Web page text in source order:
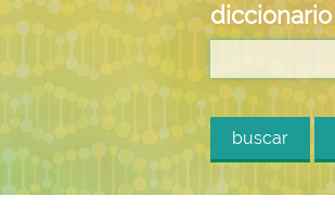
diccionario
buscar